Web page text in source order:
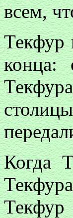
всем,
Текфур
конца:
Когда